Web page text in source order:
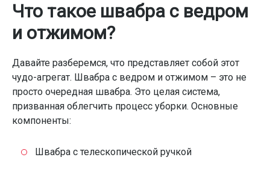
Что такое швабра с ведром
и отжимом?
Давайте разберемся, что представляет собой этот
чудо-агрегат. Швабра с ведром и отжимом – это не
просто очередная швабра. Это целая система,
призванная облегчить процесс уборки. Основные
компоненты:
Швабра с телескопической ручкой